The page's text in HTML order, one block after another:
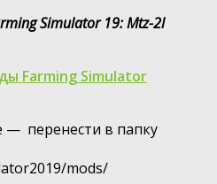
Simulator 19: Mtz-2l
Farming Simulator
— перенести в папку
mods/